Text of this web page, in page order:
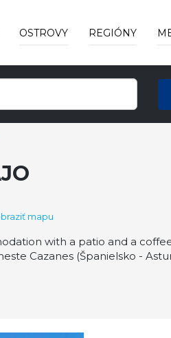
OSTROVY REGIÓNY
mapu
with a patio and a
Cazanes (Španielsko -